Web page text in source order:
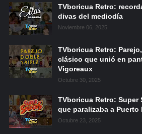
TVboricua Retro:
divas del mediodía
Noviembre 06, 2025
TVboricua Retro:
clásico que unió en
Vigoreaux
Octubre 30, 2025
TVboricua Retro: Super
que paralizaba a Puerto
Octubre 23, 2025